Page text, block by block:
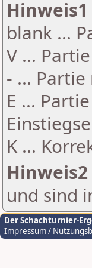
Hinweis1
blank ...
V ...
- ...
E ...
K ...
Hinweis2
und sind
Der Schachturnier-
Impressum /